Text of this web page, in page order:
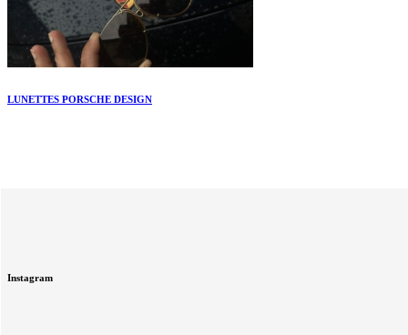
LUNETTES PORSCHE DESIGN
Instagram